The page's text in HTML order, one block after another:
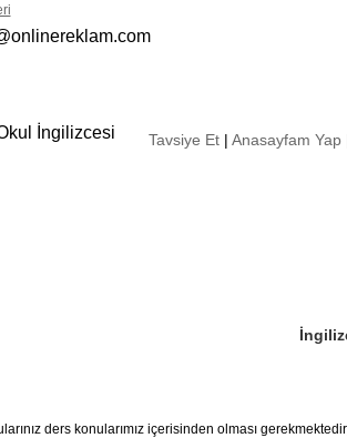
İngilizcesi Tavsiye Et | Anasayfam Yap
ders konularımız içerisinden olması